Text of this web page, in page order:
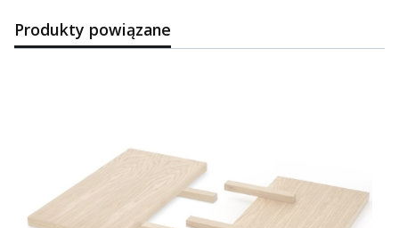
Produkty powiązane